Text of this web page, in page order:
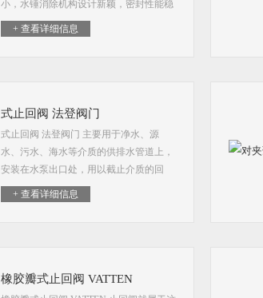
小，水锤消除机构设计新颖，密封性能稳
定可靠、耐磨损、使用寿命长、运行平
稳、无震动、无噪音等特点
+ 查看详细信息
式止回阀 法登阀门
式止回阀 法登阀门 主要用于净水、源
水、污水、海水等介质的供排水管道上，
安装在水泵出口处，用以截止介质的回
流，消除破坏性的水锤，保护管道，使水
泵安全运行
+ 查看详细信息
橡胶瓣式止回阀 VATTEN